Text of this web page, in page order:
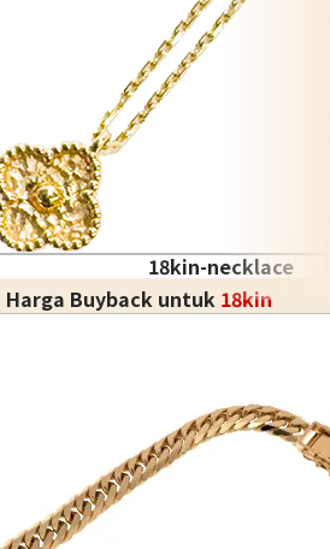
18kin-necklace
Harga Buyback untuk 18kin